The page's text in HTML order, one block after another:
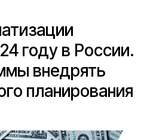
году в России.
внедрять
планирования